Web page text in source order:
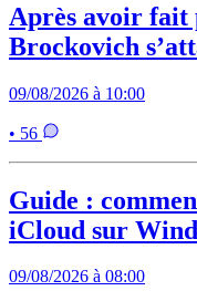
Après avoir
Brockovich
09/08/2026 à 10:00
• 56
Guide :
iCloud sur
09/08/2026 à 08:00